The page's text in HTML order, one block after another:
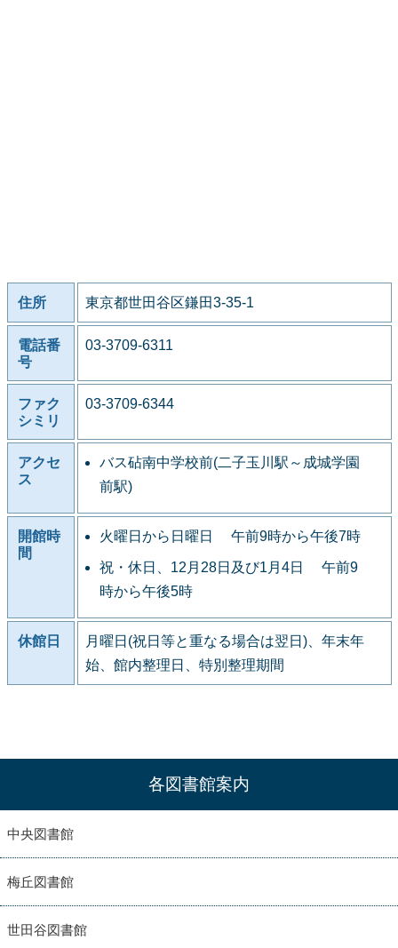
住所 東京都世田谷区鎌田3-35-1
電話番
号
03-3709-6311
ファク
シミリ
03-3709-6344
アクセ
ス
バス砧南中学校前(二子玉川駅～成城学園
前駅)
開館時
間
火曜日から日曜日 午前9時から午後7時
祝・休日、12月28日及び1月4日 午前9
時から午後5時
休館日
月曜日(祝日等と重なる場合は翌日)、年末年
始、館内整理日、特別整理期間
各図書館案内
中央図書館
梅丘図書館
世田谷図書館